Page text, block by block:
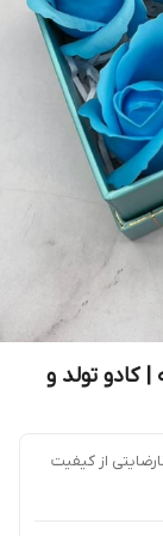
تولد و
از کیفیت